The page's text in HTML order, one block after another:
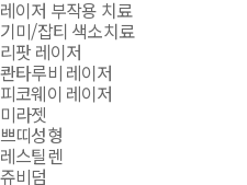
레이저 부작용 치료
기미/잡티 색소치료
리팟 레이저
콴타루비 레이저
피코웨이 레이저
미라젯
쁘띠성형
레스틸렌
쥬비덤